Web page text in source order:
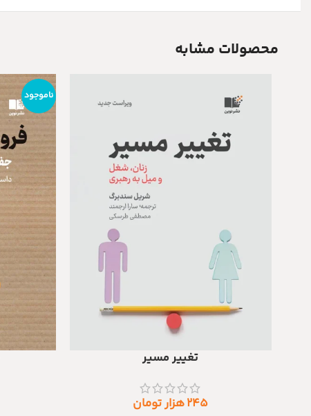
محصولات مشابه
افزودن به سبد خریدتغییر مسیر
۲۴۵هزار تومان
ناموجود